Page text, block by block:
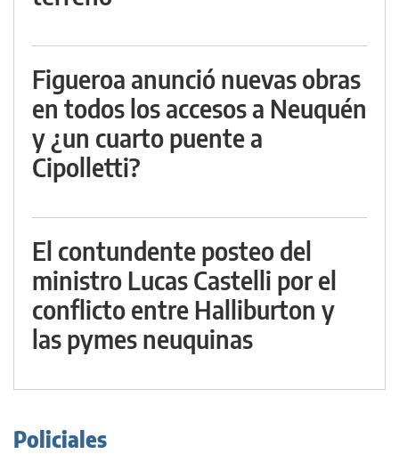
Figueroa anunció nuevas obras
en todos los accesos a Neuquén
y ¿un cuarto puente a
Cipolletti?
El contundente posteo del
ministro Lucas Castelli por el
conflicto entre Halliburton y
las pymes neuquinas
Policiales